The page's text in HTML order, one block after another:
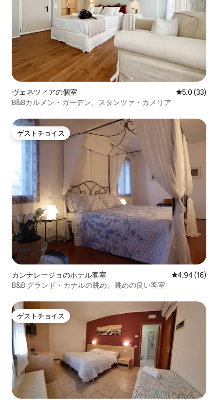
ヴェネツィアの個室 レビュー33
5.0 (33)
B&Bカルメン・ガーデン、スタンツァ・カメリア
ゲストチョイス
ゲストチョイス
カンナレージョのホテル客室 レビュー16
4.94 (16)
B&B グランド・カナルの眺め、眺めの良い客室
ゲストチョイス
ゲストチョイス